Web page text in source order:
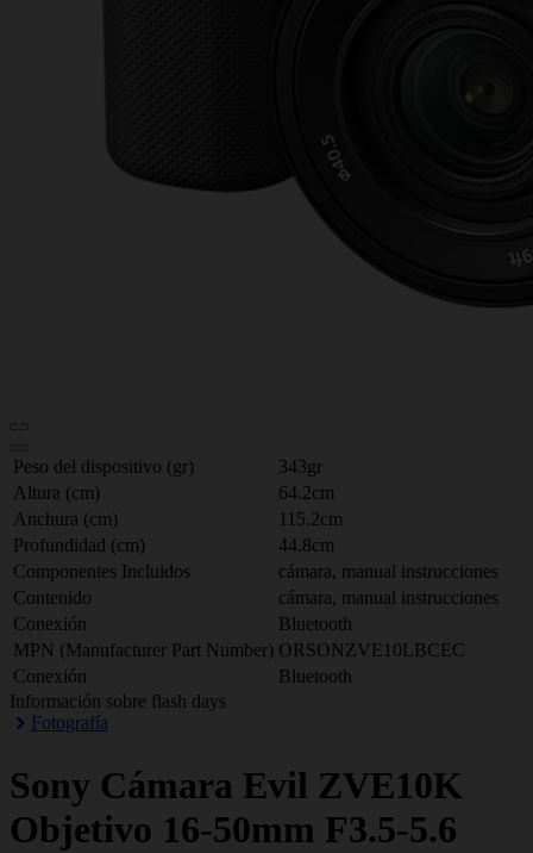
Peso del dispositivo (gr)
343gr
Altura (cm)
64.2cm
Anchura (cm)
115.2cm
Profundidad (cm)
44.8cm
Componentes Incluidos
cámara, manual instrucciones
Contenido
cámara, manual instrucciones
Conexión
Bluetooth
MPN (Manufacturer Part Number) ORSONZVE10LBCEC
Conexión
Bluetooth
Información sobre flash days
Fotografía
Sony Cámara Evil ZVE10K
Objetivo 16-50mm F3.5-5.6